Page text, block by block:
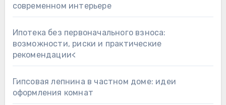
современном интерьере
Ипотека без первоначального взноса:
возможности, риски и практические
рекомендации<
Гипсовая лепнина в частном доме: идеи
оформления комнат